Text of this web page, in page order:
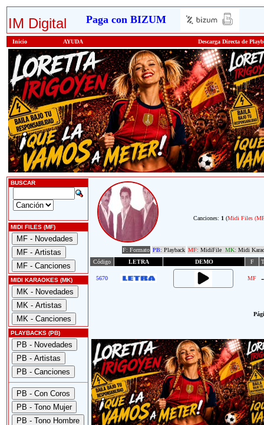
IM Digital Paga con BIZUM
Inicio AYUDA Descarga Directa de
BUSCAR
MIDI FILES (MF)
MIDI KARAOKES (MK)
PLAYBACKS (PB)
Canciones: 1 (Midi Files
F: Formato PB: Playback MF: MidiFile MK: Midi
Código
LETRA DEMO F T
5670 MF -